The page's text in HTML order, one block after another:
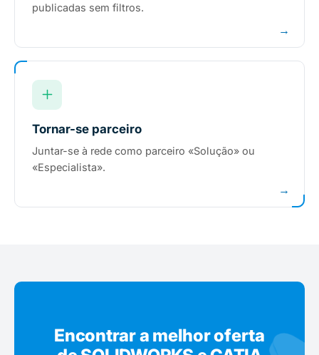
publicadas sem filtros.
→
Tornar-se parceiro
Juntar-se à rede como parceiro «Solução» ou
«Especialista».
→
Encontrar a melhor oferta